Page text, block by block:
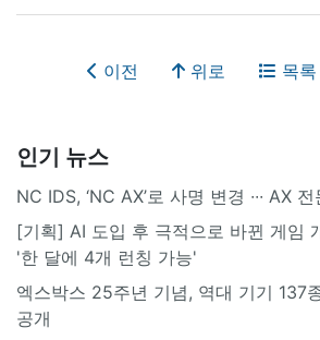
이전 위로 목록
인기 뉴스
NC IDS, ‘NC AX’로 사명 변경 ∙∙∙ AX
[기획] AI 도입 후 극적으로 바뀐 게임
'한 달에 4개 런칭 가능'
엑스박스 25주년 기념, 역대 기기 137
공개